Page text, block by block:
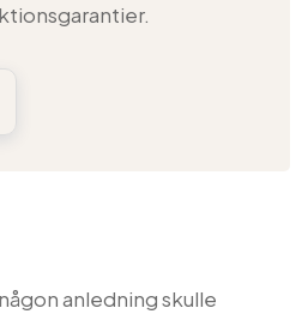
anledning skulle